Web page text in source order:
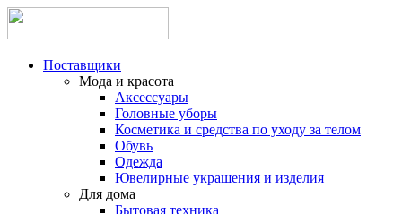
Поставщики
Мода и красота
Аксессуары
Головные уборы
Косметика и средства по уходу за телом
Обувь
Одежда
Ювелирные украшения и изделия
Для дома
Бытовая техника